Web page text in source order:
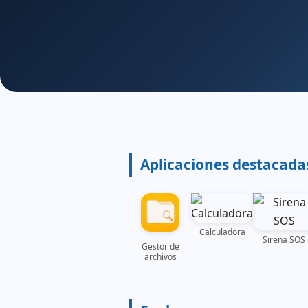
Aplicaciones
Gestor de
archivos
Calculadora
Sirena SOS